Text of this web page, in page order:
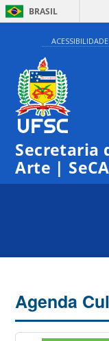
BRASIL
ACESSIBILIDADE
Secretaria
Arte |
Agenda